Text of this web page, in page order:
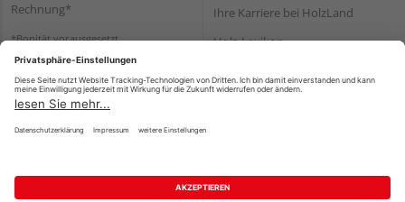
Rechnung*
*Bonität vorausgesetzt
Ihre Karriere bei HolzLand
Holz-Lexikon
Impressum Datenschutz
Nutzungsbedingungen